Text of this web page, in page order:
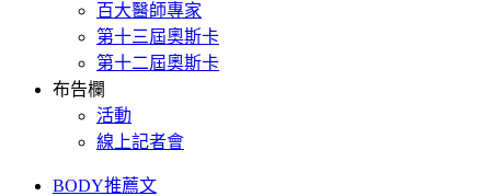
百大醫師專家
第十三屆奧斯卡
第十二屆奧斯卡
布告欄
活動
線上記者會
BODY推薦文